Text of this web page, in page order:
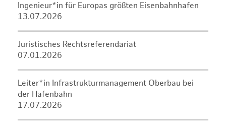
Ingenieur*in für Europas größten Eisenbahnhafen
13.07.2026
Juristisches Rechtsreferendariat
07.01.2026
Leiter*in Infrastrukturmanagement Oberbau bei
der Hafenbahn
17.07.2026